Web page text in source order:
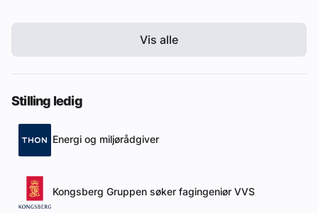
Vis alle
Stilling ledig
Energi og miljørådgiver
Kongsberg Gruppen søker fagingeniør VVS